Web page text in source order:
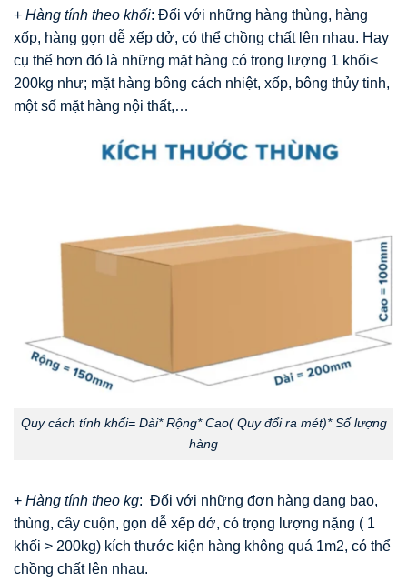
+ Hàng tính theo khối: Đối với những hàng thùng, hàng
xốp, hàng gọn dễ xếp dở, có thể chồng chất lên nhau. Hay
cụ thể hơn đó là những mặt hàng có trọng lượng 1 khối<
200kg như; mặt hàng bông cách nhiệt, xốp, bông thủy tinh,
một số mặt hàng nội thất,…
Quy cách tính khối= Dài* Rộng* Cao( Quy đổi ra mét)* Số lượng
hàng
+ Hàng tính theo kg: Đối với những đơn hàng dạng bao,
thùng, cây cuộn, gọn dễ xếp dở, có trọng lượng nặng ( 1
khối > 200kg) kích thước kiện hàng không quá 1m2, có thể
chồng chất lên nhau.